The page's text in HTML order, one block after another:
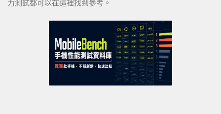
力測試都可以在這裡找到參考。